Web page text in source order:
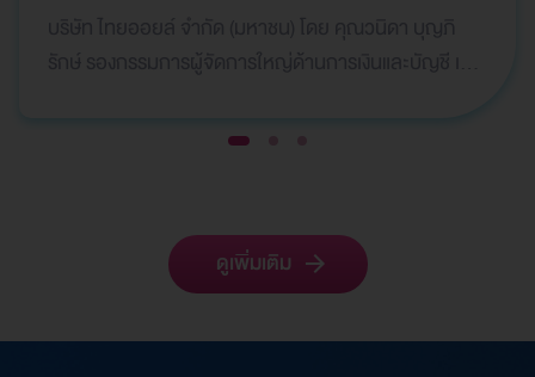
ดูเพิ่มเติม